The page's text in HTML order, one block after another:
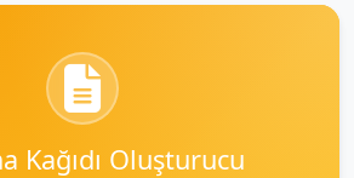
Kağıdı Oluşturucu